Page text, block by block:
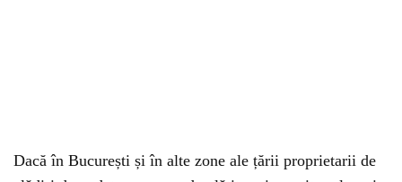
Dacă în București și în alte zone ale țării proprietarii de